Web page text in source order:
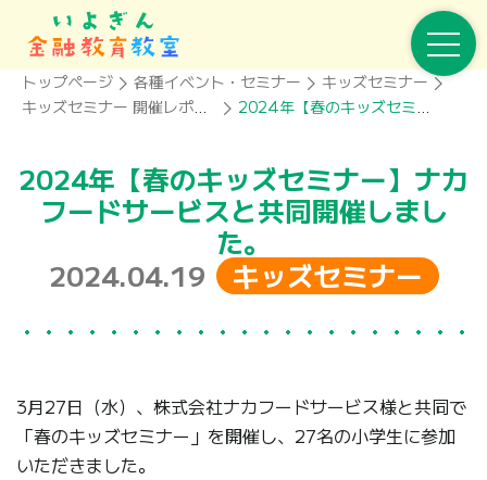
トップページ 各種イベント・セミナー
キッズセミナー
キッズセミナー 開催レポート一覧
2024年【春のキッズセミナー】開催レポート
2024年【春のキッズセミナー】ナカ
フードサービスと共同開催しまし
た。
2024.04.19
キッズセミナー
3月27日（水）、株式会社ナカフードサービス様と共同で
「春のキッズセミナー」を開催し、27名の小学生に参加
いただきました。